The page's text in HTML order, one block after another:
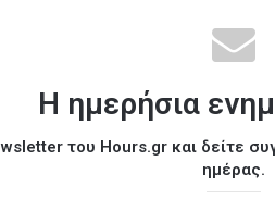
Η ημερήσια
του Hours.gr και δείτε
ημέρας.